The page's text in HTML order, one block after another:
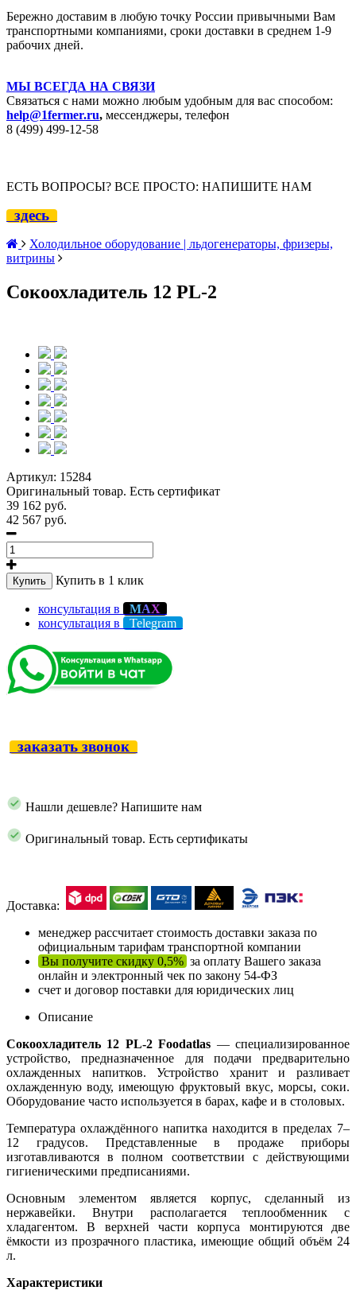
Бережно доставим в любую точку России привычными Вам
транспортными компаниями, сроки доставки в среднем 1-9
рабочих дней.
МЫ ВСЕГДА НА СВЯЗИ
Связаться с нами можно любым удобным для вас способом:
help@1fermer.ru, мессенджеры, телефон
8 (499) 499-12-58
ЕСТЬ ВОПРОСЫ? ВСЕ ПРОСТО: НАПИШИТЕ НАМ
здесь
Холодильное оборудование | льдогенераторы, фризеры,
витрины
Сокоохладитель 12 PL-2
Артикул: 15284
Оригинальный товар. Есть сертификат
39 162 руб.
42 567 руб.
Купить Купить в 1 клик
консультация в МАХ
консультация в Telegram
заказать звонок
Нашли дешевле? Напишите нам
Оригинальный товар. Есть сертификаты
Доставка:
менеджер рассчитает стоимость доставки заказа по
официальным тарифам транспортной компании
Вы получите скидку 0,5% за оплату Вашего заказа
онлайн и электронный чек по закону 54-ФЗ
счет и договор поставки для юридических лиц
Описание
Сокоохладитель 12 PL-2 Foodatlas — специализированное
устройство, предназначенное для подачи предварительно
охлажденных напитков. Устройство хранит и разливает
охлажденную воду, имеющую фруктовый вкус, морсы, соки.
Оборудование часто используется в барах, кафе и в столовых.
Температура охлаждённого напитка находится в пределах 7–
12 градусов. Представленные в продаже приборы
изготавливаются в полном соответствии с действующими
гигиеническими предписаниями.
Основным элементом является корпус, сделанный из
нержавейки. Внутри располагается теплообменник с
хладагентом. В верхней части корпуса монтируются две
ёмкости из прозрачного пластика, имеющие общий объём 24
л.
Характеристики